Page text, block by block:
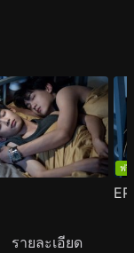
ฟรี
รายละเอียด